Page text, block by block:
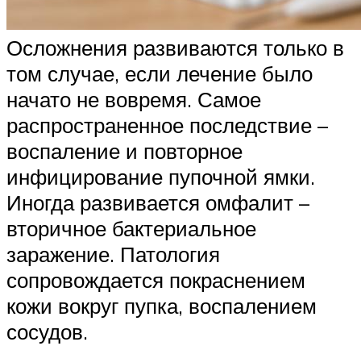
Осложнения развиваются только в
том случае, если лечение было
начато не вовремя. Самое
распространенное последствие –
воспаление и повторное
инфицирование пупочной ямки.
Иногда развивается омфалит –
вторичное бактериальное
заражение. Патология
сопровождается покраснением
кожи вокруг пупка, воспалением
сосудов.